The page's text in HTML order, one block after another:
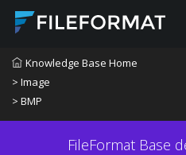
Knowledge Base Home
> Image
> BMP
FileFormat Base